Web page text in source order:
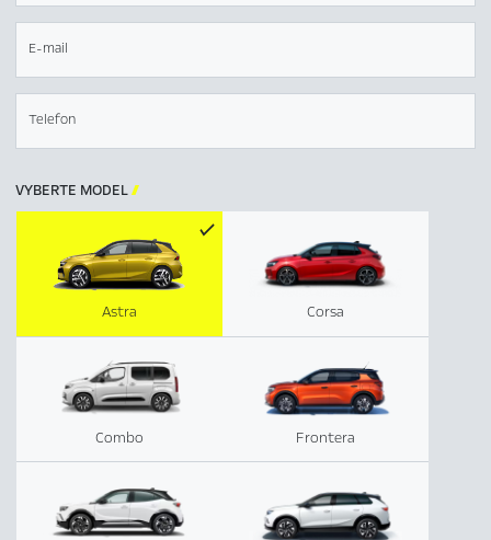
E-mail
Telefon
VYBERTE MODEL
Corsa
Combo Frontera
Astra